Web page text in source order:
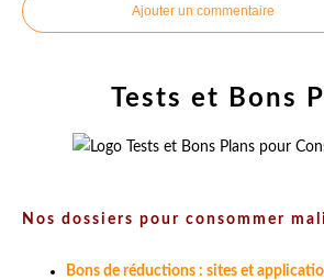
Ajouter un commentaire
Tests et Bons
Nos dossiers pour consommer
Bons de réductions : sites et